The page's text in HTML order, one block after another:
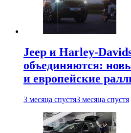
Jeep и Harley-
объединяются:
и европейские
3 месяца спустя3 месяца спустя